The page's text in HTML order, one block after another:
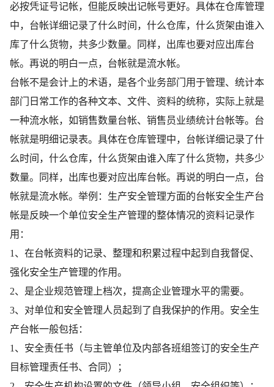
必按凭证号记帐，但能反映出记帐号更好。具体在仓库管理
中，台帐详细记录了什么时间，什么仓库，什么货架由谁入
库了什么货物，共多少数量。同样，出库也要对应出库台
帐。再说的明白一点，台帐就是流水帐。
台帐不是会计上的术语，是各个业务部门用于管理、统计本
部门日常工作的各种文本、文件、资料的统称，实际上就是
一种流水帐，如销售数量台帐、销售员业绩统计台帐等。台
帐就是明细记录表。具体在仓库管理中，台帐详细记录了什
么时间，什么仓库，什么货架由谁入库了什么货物，共多少
数量。同样，出库也要对应出库台帐。再说的明白一点，台
帐就是流水帐。举例：生产安全管理方面的台帐安全生产台
帐是反映一个单位安全生产管理的整体情况的资料记录作
用：
1、在台帐资料的记录、整理和积累过程中起到自我督促、
强化安全生产管理的作用。
2、是企业规范管理上档次，提高企业管理水平的需要。
3、对单位和安全管理人员起到了自我保护的作用。安全生
产台帐一般包括：
1、安全责任书（与主管单位及内部各班组签订的安全生产
目标管理责任书、合同）；